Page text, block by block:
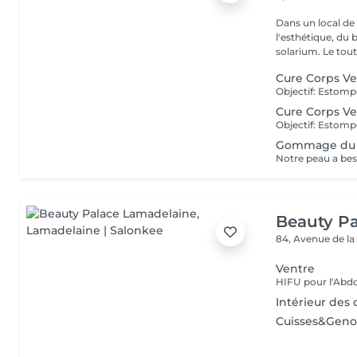
Dans un local
l'esthétique, du
solarium. Le
Cure Corps
Cure Corps
Gommage du
Beauty
84, Avenue de la
Ventre
Intérieur des